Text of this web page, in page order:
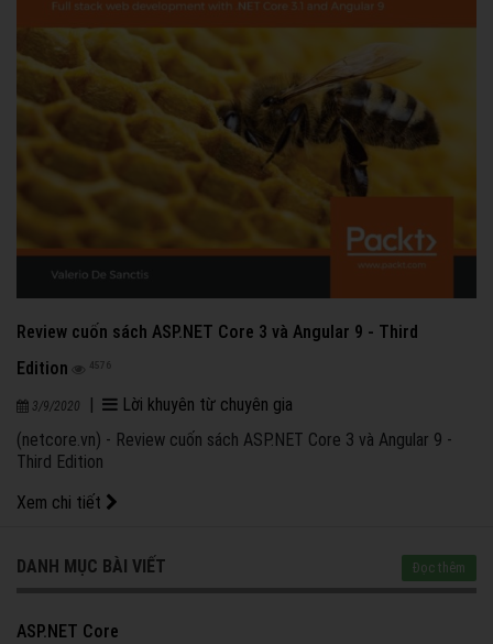
Review cuốn sách ASP.NET Core 3 và Angular 9 - Third
Edition
4576
3/9/2020
Lời khuyên từ chuyên gia
(netcore.vn) - Review cuốn sách ASP.NET Core 3 và Angular 9 -
Third Edition
Xem chi tiết
DANH MỤC BÀI VIẾT Đọc thêm
ASP.NET Core